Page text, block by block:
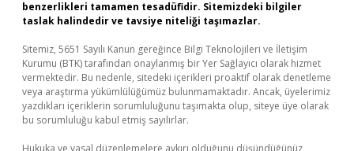
benzerlikleri tamamen tesadüfidir. Sitemizdeki bilgiler
taslak halindedir ve tavsiye niteliği taşımazlar.
Sitemiz, 5651 Sayılı Kanun gereğince Bilgi Teknolojileri ve İletişim
Kurumu (BTK) tarafından onaylanmış bir Yer Sağlayıcı olarak hizmet
vermektedir. Bu nedenle, sitedeki içerikleri proaktif olarak denetleme
veya araştırma yükümlülüğümüz bulunmamaktadır. Ancak, üyelerimiz
yazdıkları içeriklerin sorumluluğunu taşımakta olup, siteye üye olarak
bu sorumluluğu kabul etmiş sayılırlar.
Hukuka ve yasal düzenlemelere aykırı olduğunu düşündüğünüz